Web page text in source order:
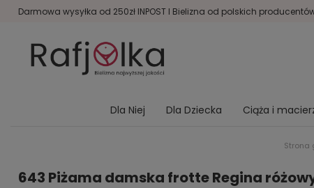
Darmowa wysyłka od 250zł INPOST I Bielizna od polskich
Dla Niej Dla Dziecka Ciąża i
Strona
643 Piżama damska frotte Regina